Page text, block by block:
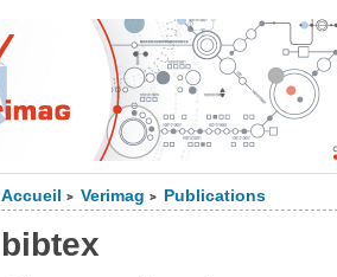
Accueil > Verimag > Publications
bibtex